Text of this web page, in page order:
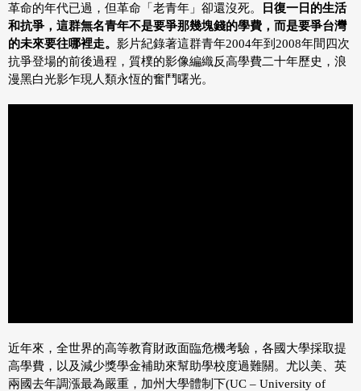
革命的年代已過，但革命「老青年」卻還沒死。
日復一日的生活
和抗爭，這群無名青年不是要爭那幾塊錢的學費，而是要爭台灣
的未來要往哪裡走。 影片紀錄著這群青年2004年到2008年間四次
抗爭登場的前後過程，質樸的影像編織反高學費二十年歷史，浪
漫黑白光影乍現人類永恆的奮鬥曙光。
近年來，全世界的高等教育財政面臨危機考驗，各國大學採取提
高學費，以及減少獎學金補助來幫助學校度過難關。尤以美、英
兩國去年調漲最為嚴重，加州大學體制下(UC – University of